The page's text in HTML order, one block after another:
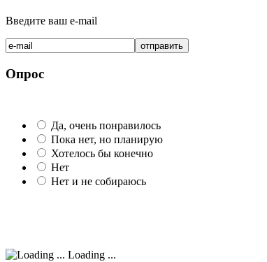
Введите ваш e-mail
Опрос
Да, очень понравилось
Пока нет, но планирую
Хотелось бы конечно
Нет
Нет и не собираюсь
Loading ...